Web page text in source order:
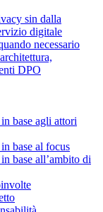
sin dalla
digitale
necessario
DPO
base agli attori
base al focus
base all’ambito di